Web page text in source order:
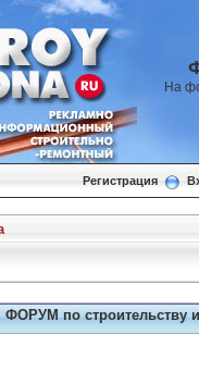
На
Регистрация
ФОРУМ по строительству